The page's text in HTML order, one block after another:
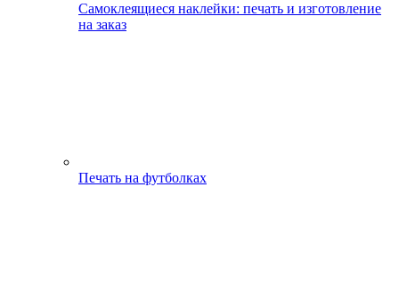
Самоклеящиеся наклейки: печать и изготовление
на заказ
Печать на футболках